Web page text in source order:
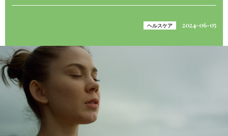
ヘルスケア 2024-06-05